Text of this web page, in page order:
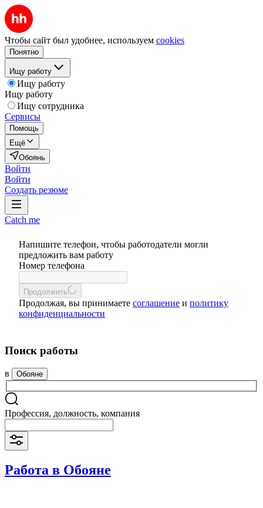
Чтобы сайт был удобнее, используем cookies
Понятно
Ищу работу
Ищу работу
Ищу работу
Ищу сотрудника
Сервисы
Помощь
Ещё
Обоянь
Войти
Войти
Создать резюме
Catch me
Напишите телефон, чтобы работодатели могли
предложить вам работу
Номер телефона
Продолжить
Продолжая, вы принимаете соглашение и политику
конфиденциальности
Поиск работы
в Обояне
Профессия, должность, компания
Работа в Обояне